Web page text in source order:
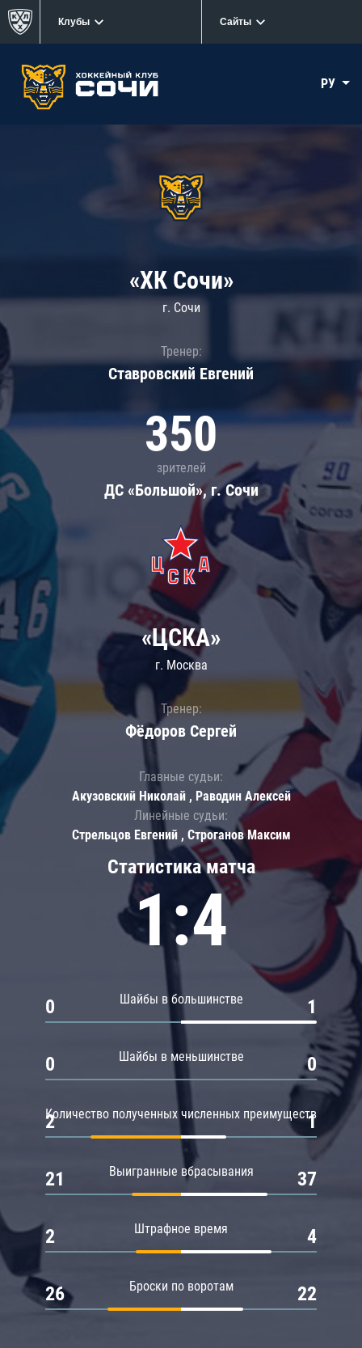
Клубы Сайты
РУ
«ХК Сочи»
г. Сочи
Тренер:
Ставровский Евгений
350
зрителей
ДС «Большой», г. Сочи
Статистика матча
1:4
Шайбы в большинстве
0 1
Шайбы в меньшинстве
0 0
Количество полученных численных преимуществ
2 1
Выигранные вбрасывания
21 37
Штрафное время
2 4
Броски по воротам
26 22
«ЦСКА»
г. Москва
Тренер:
Фёдоров Сергей
Главные судьи:
Акузовский Николай , Раводин Алексей
Линейные судьи:
Стрельцов Евгений , Строганов Максим